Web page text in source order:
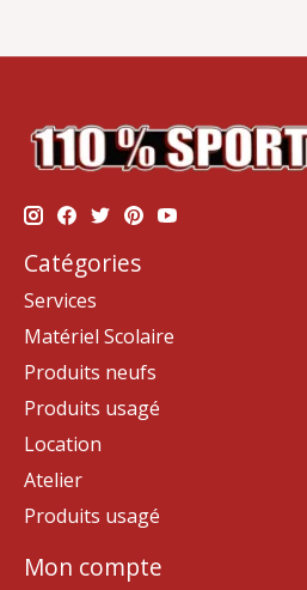
Catégories
Services
Matériel Scolaire
Produits neufs
Produits usagé
Location
Atelier
Produits usagé
Mon compte